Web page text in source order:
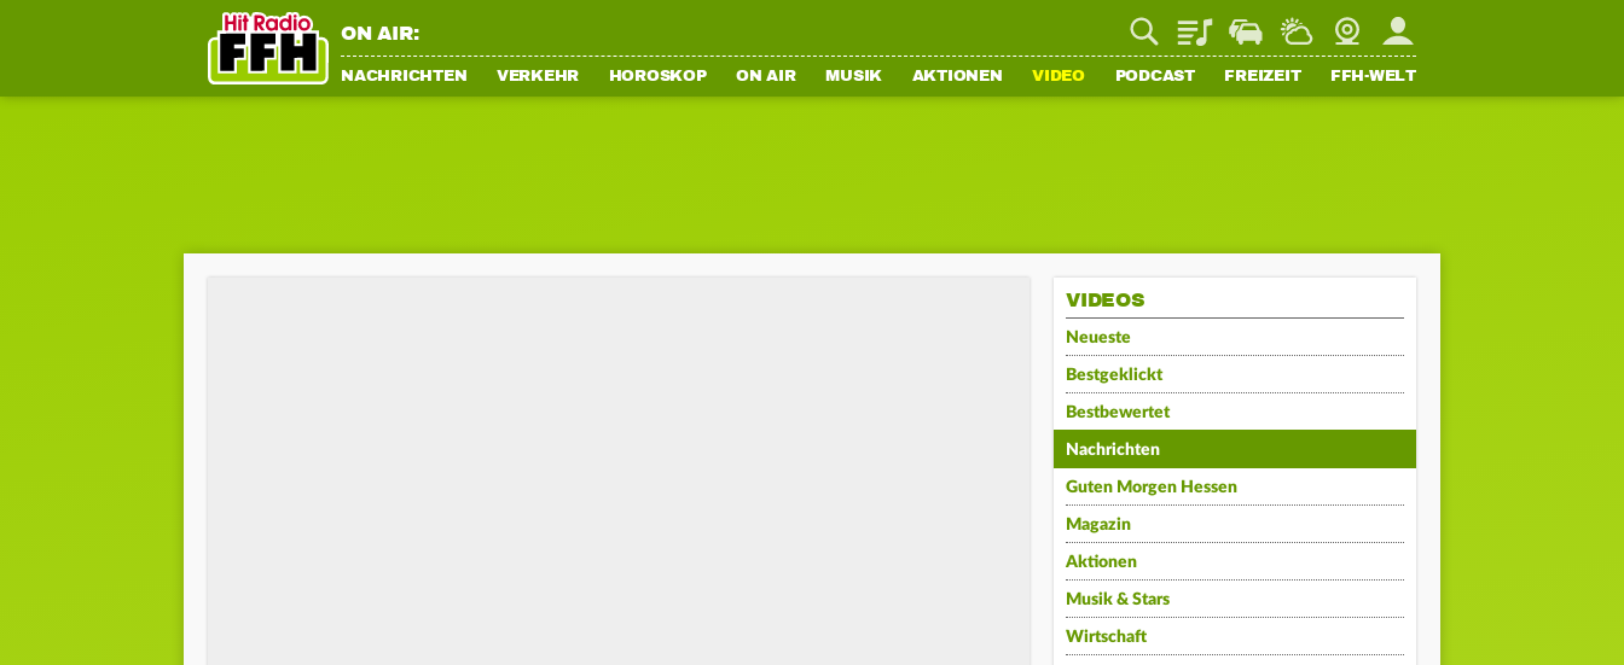
ON AIR: PlaylistStaupilotWetterWebcamMein FFH
NACHRICHTEN VERKEHR HOROSKOP ON AIR MUSIK AKTIONEN VIDEO PODCAST FREIZEIT FFH-WELT
VIDEOS
Neueste
Bestgeklickt
Bestbewertet
Nachrichten
Guten Morgen Hessen
Magazin
Aktionen
Musik & Stars
Wirtschaft